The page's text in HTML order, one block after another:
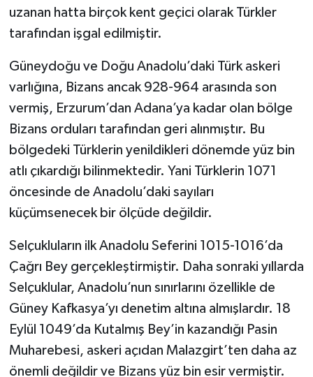
uzanan hatta birçok kent geçici olarak Türkler
tarafından işgal edilmiştir.
Güneydoğu ve Doğu Anadolu’daki Türk askeri
varlığına, Bizans ancak 928-964 arasında son
vermiş, Erzurum’dan Adana’ya kadar olan bölge
Bizans orduları tarafından geri alınmıştır. Bu
bölgedeki Türklerin yenildikleri dönemde yüz bin
atlı çıkardığı bilinmektedir. Yani Türklerin 1071
öncesinde de Anadolu’daki sayıları
küçümsenecek bir ölçüde değildir.
Selçukluların ilk Anadolu Seferini 1015-1016’da
Çağrı Bey gerçekleştirmiştir. Daha sonraki yıllarda
Selçuklular, Anadolu’nun sınırlarını özellikle de
Güney Kafkasya’yı denetim altına almışlardır. 18
Eylül 1049’da Kutalmış Bey’in kazandığı Pasin
Muharebesi, askeri açıdan Malazgirt’ten daha az
önemli değildir ve Bizans yüz bin esir vermiştir.